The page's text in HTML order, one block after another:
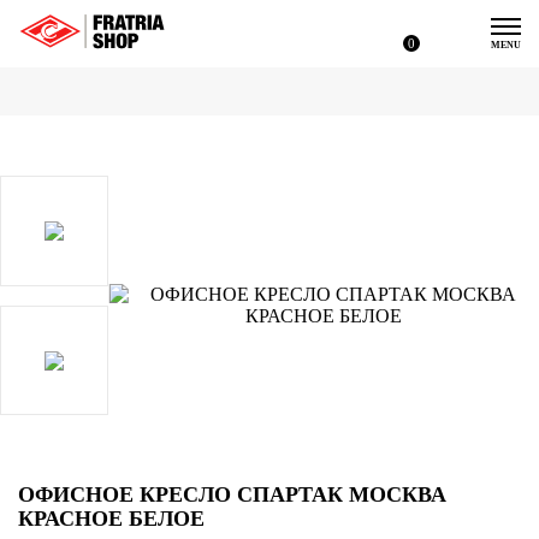
0 MENU
ОФИСНОЕ КРЕСЛО СПАРТАК МОСКВА
КРАСНОЕ БЕЛОЕ